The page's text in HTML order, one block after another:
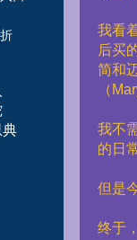
典
我看
后买
简和
（
我不
的日
但是
终于